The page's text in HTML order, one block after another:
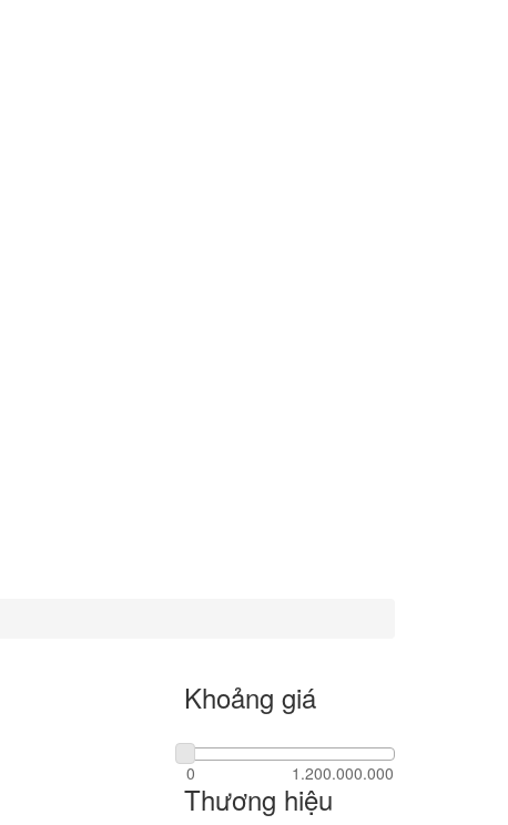
Khoảng giá
Thương hiệu